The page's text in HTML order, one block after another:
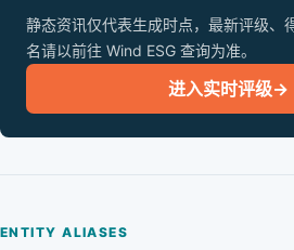
静态资讯仅代表生成时点，最新评级、
名请以前往 Wind ESG 查询为准。
进入实时评级→
ENTITY ALIASES